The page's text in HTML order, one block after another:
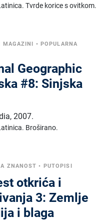
Tvrde korice s ovitkom.
• POPULARNA
Geographic
#8: Sinjska
,2007.
Broširano.
ZNANOST • PUTOPISI
otkrića i
3: Zemlje
i blaga